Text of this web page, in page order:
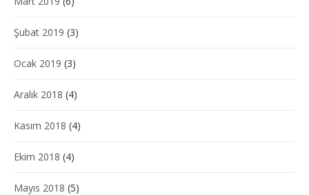
Şubat 2019 (3)
Ocak 2019 (3)
Aralık 2018 (4)
Kasım 2018 (4)
Ekim 2018 (4)
Mayıs 2018 (5)